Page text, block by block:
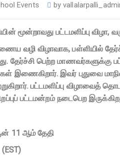
Events by
மூன்றாவது பட்டமளிப்பு விழா,
வழி விழாவாக, பள்ளியில்
தேர்ச்சி பெற்ற மாணவர்களுக்கு
இவர் புதுவை மாநில
பட்டமளிப்பு
பட்டமன்றம் நடைபெற
11 ஆம் தேதி
(EST)